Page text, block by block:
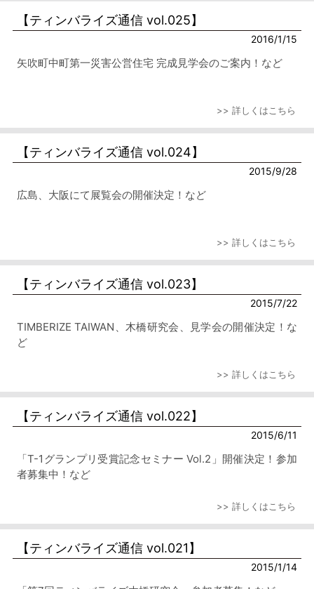
【ティンバライズ通信 vol.025】
2016/1/15
矢吹町中町第一災害公営住宅 完成見学会のご案内！など
>> 詳しくはこちら
【ティンバライズ通信 vol.024】
2015/9/28
広島、大阪にて展覧会の開催決定！など
>> 詳しくはこちら
【ティンバライズ通信 vol.023】
2015/7/22
TIMBERIZE TAIWAN、木橋研究会、見学会の開催決定！な
ど
>> 詳しくはこちら
【ティンバライズ通信 vol.022】
2015/6/11
「T-1グランプリ受賞記念セミナー Vol.2」開催決定！参加
者募集中！など
>> 詳しくはこちら
【ティンバライズ通信 vol.021】
2015/1/14